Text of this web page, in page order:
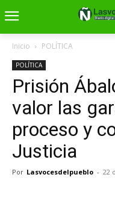
Inicio POLÍTICA
POLÍTICA
Prisión
valor las
proceso y
Justicia
Por Lasvocesdelpueblo - 22